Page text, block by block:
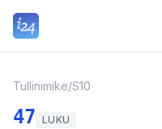
Tullinimike/S10
47 LUKU